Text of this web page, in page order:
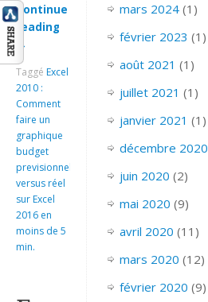
Continue
reading
→
Taggé Excel
2010 :
Comment
faire un
graphique
budget
previsionnel
versus réel
sur Excel
2016 en
moins de 5
min.
mars 2024(1)
février 2023 (1)
août 2021 (1)
juillet 2021 (1)
janvier 2021 (1)
décembre 2020
juin 2020 (2)
mai 2020 (9)
avril 2020 (11)
mars 2020 (12)
février 2020 (9)